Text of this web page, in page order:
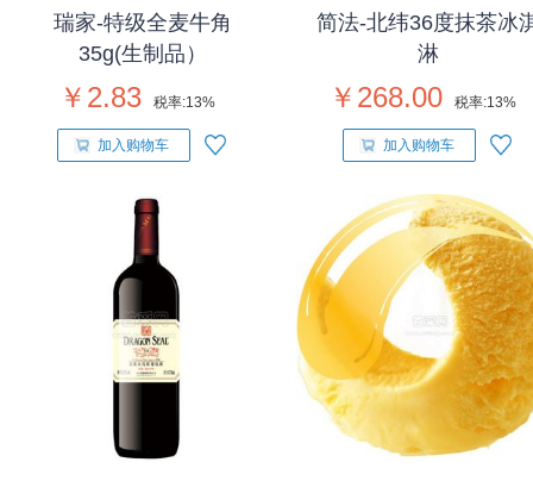
瑞家-特级全麦牛角
35g(生制品）
￥2.83 税率:13%
加入购物车
简法-北纬36度抹茶冰
淋
￥268.00 税率:13%
加入购物车